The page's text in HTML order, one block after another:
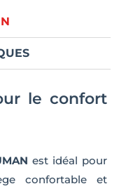
le confort
est idéal pour
confortable et